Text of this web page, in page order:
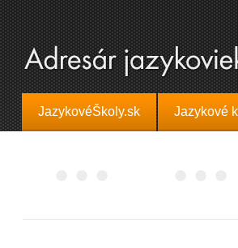
JazykovéŠkoly.sk Jazykové